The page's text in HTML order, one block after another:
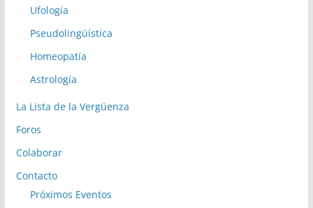
Ufología
Pseudolingüística
Homeopatía
Astrología
La Lista de la Vergüenza
Foros
Colaborar
Contacto
Próximos Eventos